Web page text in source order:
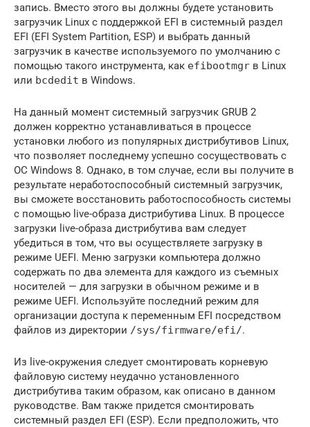
запись. Вместо этого вы должны будете установить
загрузчик Linux с поддержкой EFI в системный раздел
EFI (EFI System Partition, ESP) и выбрать данный
загрузчик в качестве используемого по умолчанию с
помощью такого инструмента, как efibootmgr в Linux
или bcdedit в Windows.
На данный момент системный загрузчик GRUB 2
должен корректно устанавливаться в процессе
установки любого из популярных дистрибутивов Linux,
что позволяет последнему успешно сосуществовать с
ОС Windows 8. Однако, в том случае, если вы получите в
результате неработоспособный системный загрузчик,
вы сможете восстановить работоспособность системы
с помощью live-образа дистрибутива Linux. В процессе
загрузки live-образа дистрибутива вам следует
убедиться в том, что вы осуществляете загрузку в
режиме UEFI. Меню загрузки компьютера должно
содержать по два элемента для каждого из съемных
носителей — для загрузки в обычном режиме и в
режиме UEFI. Используйте последний режим для
организации доступа к переменным EFI посредством
файлов из директории /sys/firmware/efi/.
Из live-окружения следует смонтировать корневую
файловую систему неудачно установленного
дистрибутива таким образом, как описано в данном
руководстве. Вам также придется смонтировать
системный раздел EFI (ESP). Если предположить, что